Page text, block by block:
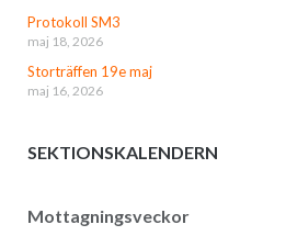
Protokoll SM3
maj 18, 2026
Storträffen 19e maj
maj 16, 2026
SEKTIONSKALENDERN
Mottagningsveckor